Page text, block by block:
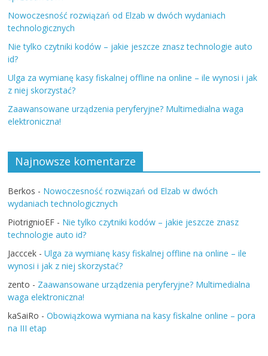
Nowoczesność rozwiązań od Elzab w dwóch wydaniach
technologicznych
Nie tylko czytniki kodów – jakie jeszcze znasz technologie auto
id?
Ulga za wymianę kasy fiskalnej offline na online – ile wynosi i jak
z niej skorzystać?
Zaawansowane urządzenia peryferyjne? Multimedialna waga
elektroniczna!
Najnowsze komentarze
Berkos - Nowoczesność rozwiązań od Elzab w dwóch
wydaniach technologicznych
PiotrignioEF - Nie tylko czytniki kodów – jakie jeszcze znasz
technologie auto id?
Jacccek -Ulga za wymianę kasy fiskalnej offline na online – ile
wynosi i jak z niej skorzystać?
zento - Zaawansowane urządzenia peryferyjne? Multimedialna
waga elektroniczna!
kaSaiRo -Obowiązkowa wymiana na kasy fiskalne online – pora
na III etap